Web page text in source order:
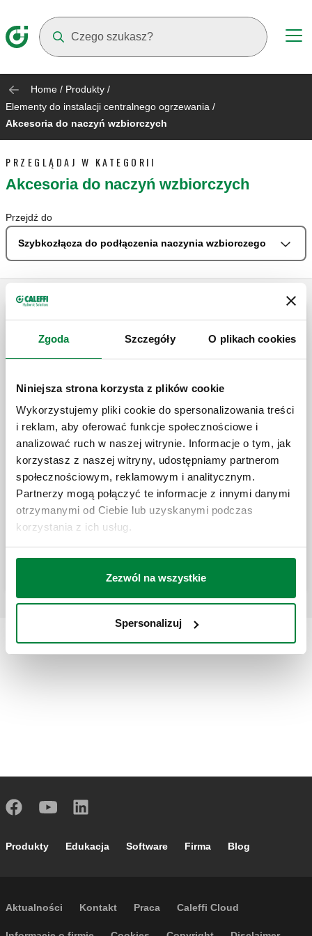
Zgoda Szczegóły O plikach cookies
Niniejsza strona korzysta z plików cookie
Wykorzystujemy pliki cookie do spersonalizowania treści
i reklam, aby oferować funkcje społecznościowe i
analizować ruch w naszej witrynie. Informacje o tym, jak
korzystasz z naszej witryny, udostępniamy partnerom
społecznościowym, reklamowym i analitycznym.
Partnerzy mogą połączyć te informacje z innymi danymi
otrzymanymi od Ciebie lub uzyskanymi podczas
korzystania z ich usług.
Zezwól na wszystkie
Spersonalizuj
Home / Produkty /
Elementy do instalacji centralnego ogrzewania /
Akcesoria do naczyń wzbiorczych
PRZEGLĄDAJ W KATEGORII
Akcesoria do naczyń wzbiorczych
Przejdź do
Szybkozłącza do podłączenia naczynia wzbiorczego
wzbiorczego.
Szybkozłącze do podłączenia naczynia
wzbiorczego, z zaworem spustowym.
Szybkozłącze do podłączenia naczynia
wzbiorczego z zaworem spustowym i
zaworem kulowym.
Footer main navigation
Produkty Edukacja Software Firma Blog
Footer secondary navigation
Aktualności Kontakt Praca Caleffi Cloud